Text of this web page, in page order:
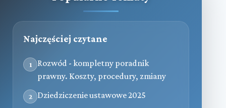
Najczęściej czytane
1
Rozwód - kompletny poradnik
prawny. Koszty, procedury, zmiany
2 Dziedziczenie ustawowe 2025